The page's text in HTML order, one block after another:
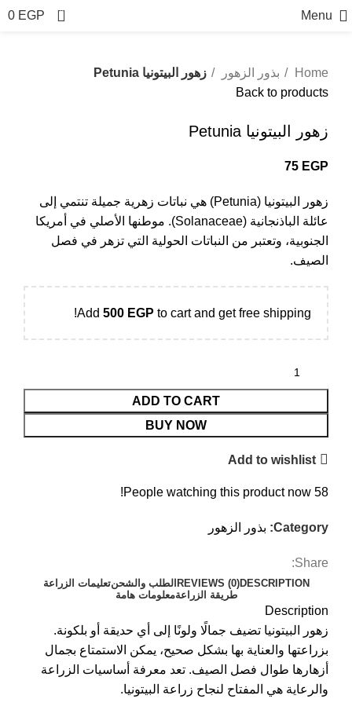
Menu
0
0 EGP
Home بذور الزهور
زهور البيتونيا Petunia
Back to products
زهور البيتونيا Petunia
75 EGP
زهور البيتونيا (Petunia) هي نباتات زهرية جميلة تنتمي إلى
عائلة الباذنجانية (Solanaceae). موطنها الأصلي في أمريكا
الجنوبية، وتعتبر من النباتات الحولية التي تزهر في فصل
الصيف.
Add 500 EGP to cart and get free shipping!
ADD TO CART
BUY NOW
Add to wishlist
58
People watching this product now!
Category: بذور الزهور
Share:
DESCRIPTION
REVIEWS (0) الطلب والشحنتعليمات الزراعة
طريقة الزراعةمعلومات هامة
Description
زهور البيتونيا تضيف جمالًا ولونًا إلى أي حديقة أو بلكونة.
بزراعتها والعناية بها بشكل صحيح، يمكن الاستمتاع بجمال
أزهارها طوال فصل الصيف. تعد معرفة أساسيات الزراعة
والرعاية هي المفتاح لنجاح زراعة البيتونيا.